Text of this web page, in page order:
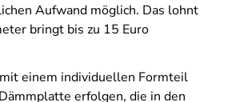
Aufwand möglich. Das lohnt
bringt bis zu 15 Euro
einem individuellen Formteil
erfolgen, die in den